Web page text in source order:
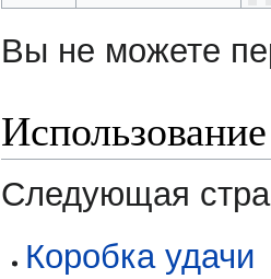
Вы не можете
Следующая
Коробка удачи